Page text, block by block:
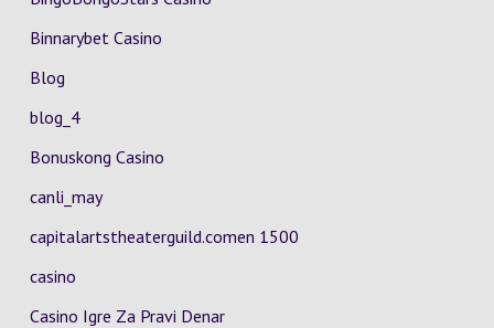
Binnarybet Casino
Blog
blog_4
Bonuskong Casino
canli_may
capitalartstheaterguild.comen 1500
casino
Casino Igre Za Pravi Denar